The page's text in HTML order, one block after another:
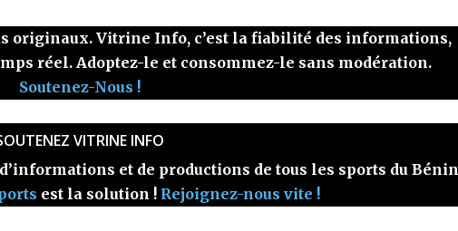
originaux. Vitrine Info, c’est la fiabilité des informations,
réel. Adoptez-le et consommez-le sans modération.
Soutenez-Nous !
VITRINE INFO
et de productions de tous les sports du Bénin
est la solution ! Rejoignez-nous vite !